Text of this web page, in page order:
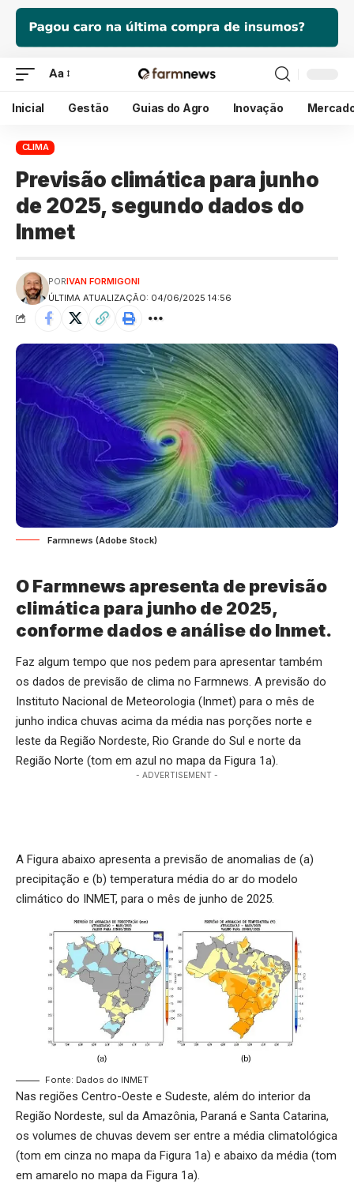
Aa
Inicial Gestão Guias do Agro Inovação
CLIMA
Previsão climática para junho
de 2025, segundo dados do
Inmet
ÚLTIMA ATUALIZAÇÃO: 04/06/2025 14:56
PORIVAN FORMIGONI
Farmnews (Adobe Stock)
O Farmnews apresenta de previsão
climática para junho de 2025,
conforme dados e análise do Inmet.
Faz algum tempo que nos pedem para apresentar também
os dados de previsão de clima no Farmnews. A previsão do
Instituto Nacional de Meteorologia (Inmet) para o mês de
junho indica chuvas acima da média nas porções norte e
leste da Região Nordeste, Rio Grande do Sul e norte da
Região Norte (tom em azul no mapa da Figura 1a).
- ADVERTISEMENT -
A Figura abaixo apresenta a previsão de anomalias de (a)
precipitação e (b) temperatura média do ar do modelo
climático do INMET, para o mês de junho de 2025.
Fonte: Dados do INMET
Nas regiões Centro-Oeste e Sudeste, além do interior da
Região Nordeste, sul da Amazônia, Paraná e Santa Catarina,
os volumes de chuvas devem ser entre a média climatológica
(tom em cinza no mapa da Figura 1a) e abaixo da média (tom
em amarelo no mapa da Figura 1a).